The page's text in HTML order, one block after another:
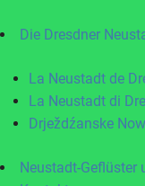
Die Dresdner
La Neustadt de
La Neustadt di
Drježdźanske
Neustadt-Geflüster